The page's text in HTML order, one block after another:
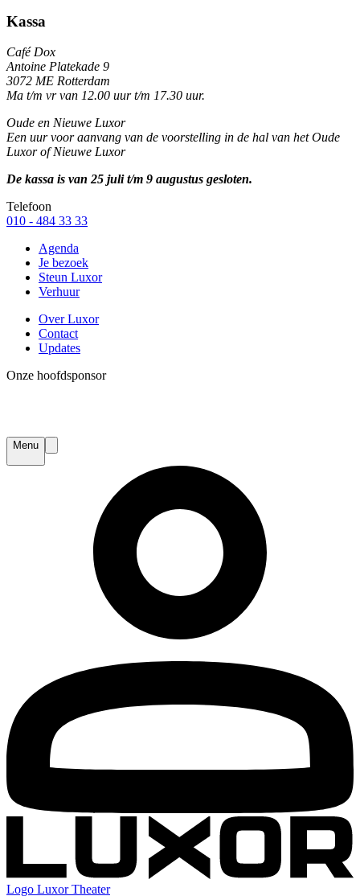
Kassa
Café Dox
Antoine Platekade 9
3072 ME Rotterdam
Ma t/m vr van 12.00 uur t/m 17.30 uur.
Oude en Nieuwe Luxor
Een uur voor aanvang van de voorstelling in de hal van het Oude
Luxor of Nieuwe Luxor
De kassa is van 25 juli t/m 9 augustus gesloten.
Telefoon
010 - 484 33 33
Agenda
Je bezoek
Steun Luxor
Verhuur
Over Luxor
Contact
Updates
Onze hoofdsponsor
Menu
Logo Luxor Theater